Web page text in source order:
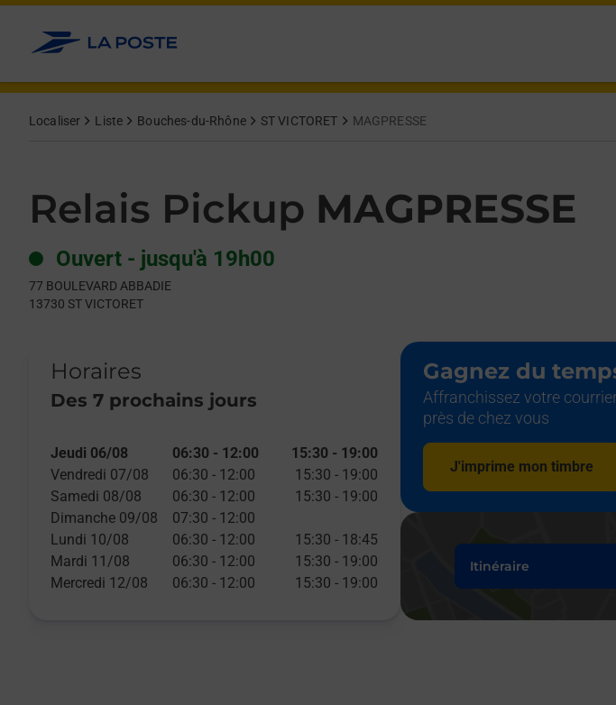
Allez au contenu
Localiser Liste Bouches-du-Rhône ST VICTORET MAGPRESSE
Relais Pickup MAGPRESSE
Ouvert - jusqu'à 19h00
77 BOULEVARD ABBADIE
13730 ST VICTORET
Horaires
Des 7 prochains jours
Day of the WeekHours
Jeudi 06/08 06:30 - 12:00 15:30 - 19:00
Vendredi 07/08
06:30 - 12:00 15:30 - 19:00
Samedi 08/08
06:30 - 12:00 15:30 - 19:00
Dimanche 09/08
07:30 - 12:00
Lundi 10/08
06:30 - 12:00 15:30 - 18:45
Mardi 11/08
06:30 - 12:00 15:30 - 19:00
Mercredi 12/08
06:30 - 12:00 15:30 - 19:00
Gagnez du
Affranchissez votre
près de chez vous
J'imprime mon timbre
Itinéraire
Get directions to Relais Pickup at 77 BOULEVARD ABBADIE ST VICTORET,
lien s'ouvre dans un nouvel onglet